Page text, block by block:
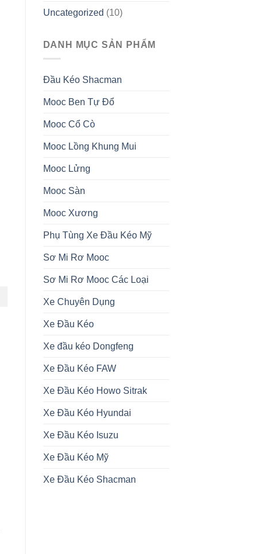
Uncategorized (10)
DANH MỤC SẢN PHẨM
Đầu Kéo Shacman
Mooc Ben Tự Đổ
Mooc Cổ Cò
Mooc Lồng Khung Mui
Mooc Lửng
Mooc Sàn
Mooc Xương
Phụ Tùng Xe Đầu Kéo Mỹ
Sơ Mi Rơ Mooc
Sơ Mi Rơ Mooc Các Loại
Xe Chuyên Dụng
Xe Đầu Kéo
Xe đầu kéo Dongfeng
Xe Đầu Kéo FAW
Xe Đầu Kéo Howo Sitrak
Xe Đầu Kéo Hyundai
Xe Đầu Kéo Isuzu
Xe Đầu Kéo Mỹ
Xe Đầu Kéo Shacman